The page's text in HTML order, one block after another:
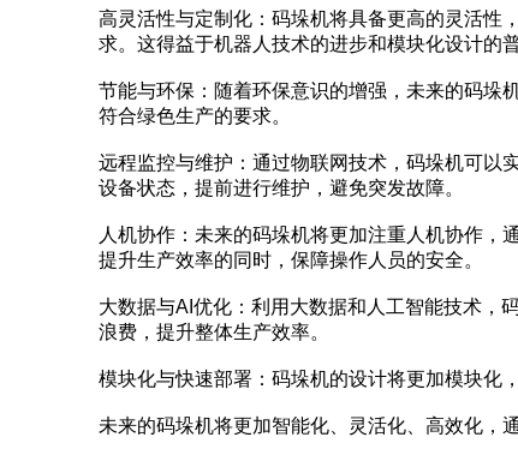
高灵活性与定制化：码垛机将具备更高的灵活性
求。这得益于机器人技术的进步和模块化设计的普
节能与环保：随着环保意识的增强，未来的码垛
符合绿色生产的要求。
远程监控与维护：通过物联网技术，码垛机可以
设备状态，提前进行维护，避免突发故障。
人机协作：未来的码垛机将更加注重人机协作，
提升生产效率的同时，保障操作人员的安全。
大数据与AI优化：利用大数据和人工智能技术，
浪费，提升整体生产效率。
模块化与快速部署：码垛机的设计将更加模块化
未来的码垛机将更加智能化、灵活化、高效化，